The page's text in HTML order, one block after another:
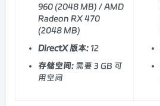
960 (2048 MB) / AMD
Radeon RX 470
(2048 MB)
DirectX 版本: 12
存储空间: 需要 3 GB 可
用空间